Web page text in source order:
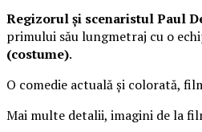
Regizorul și scenaristul Paul
primului său lungmetraj cu o
(costume).
O comedie actuală și colorată,
Mai multe detalii, imagini de la